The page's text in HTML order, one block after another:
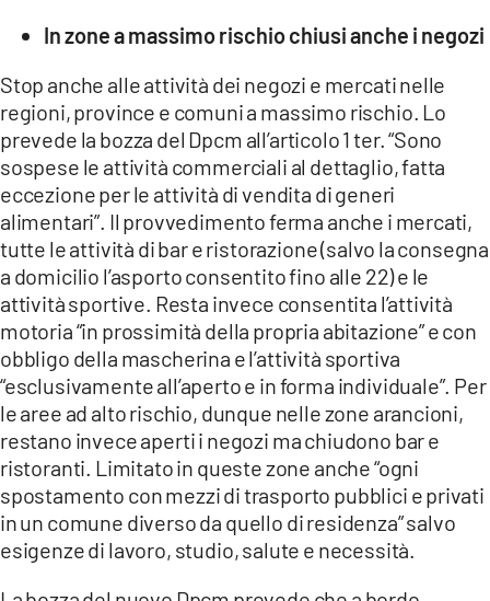
In zone a massimo rischio chiusi anche i negozi
Stop anche alle attività dei negozi e mercati nelle
regioni, province e comuni a massimo rischio. Lo
prevede la bozza del Dpcm all’articolo 1 ter. “Sono
sospese le attività commerciali al dettaglio, fatta
eccezione per le attività di vendita di generi
alimentari”. Il provvedimento ferma anche i mercati,
tutte le attività di bar e ristorazione (salvo la consegna
a domicilio l’asporto consentito fino alle 22) e le
attività sportive. Resta invece consentita l’attività
motoria “in prossimità della propria abitazione” e con
obbligo della mascherina e l’attività sportiva
“esclusivamente all’aperto e in forma individuale”. Per
le aree ad alto rischio, dunque nelle zone arancioni,
restano invece aperti i negozi ma chiudono bar e
ristoranti. Limitato in queste zone anche “ogni
spostamento con mezzi di trasporto pubblici e privati
in un comune diverso da quello di residenza” salvo
esigenze di lavoro, studio, salute e necessità.